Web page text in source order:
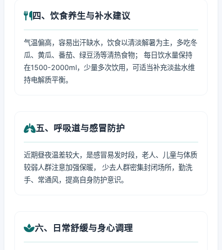
四、饮食养生与补水建议
气温偏高，容易出汗缺水，饮食以清淡解暑为主，多吃冬
瓜、黄瓜、番茄、绿豆汤等清热食物； 每日饮水量保持
在1500-2000ml，少量多次饮用，可适当补充淡盐水维
持电解质平衡。
五、呼吸道与感冒防护
近期昼夜温差较大，是感冒易发时段，老人、儿童与体质
较弱人群注意加强保暖， 少去人群密集封闭场所，勤洗
手、常通风，提高自身防护意识。
六、日常舒缓与身心调理